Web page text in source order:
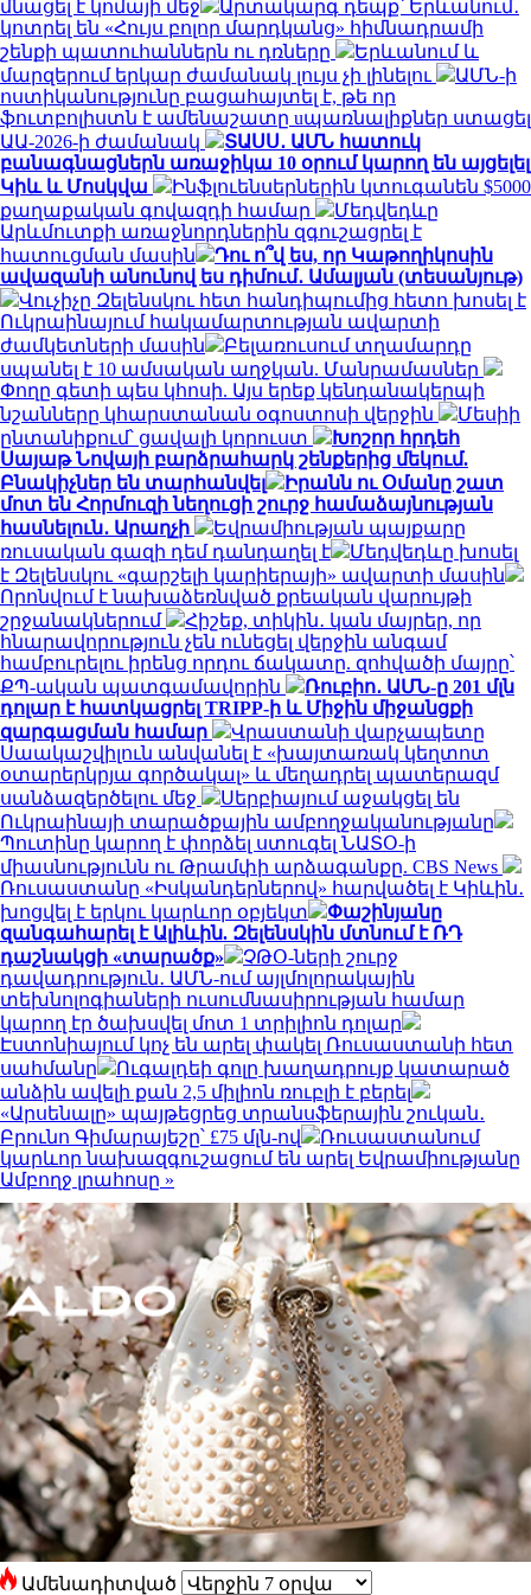
մնացել է կոմայի մեջ
Արտակարգ դեպք՝ Երևանում․
կոտրել են «Հույս բոլոր մարդկանց» հիմնադրամի
շենքի պատուհաններն ու դռները
Երևանում և
մարզերում երկար ժամանակ լույս չի լինելու
ԱՄՆ-ի
ոստիկանությունը բացահայտել է, թե որ
ֆուտբոլիստն է ամենաշատը uպառնալիքներ ստացել
ԱԱ-2026-ի ժամանակ
ՏԱՍՍ․ ԱՄՆ հատուկ
բանագնացներն առաջիկա 10 օրում կարող են այցելել
Կիև և Մոսկվա
Ինֆլուենսերներին կտուգանեն $5000
քաղաքական գովազդի համար
Մեդվեդևը
Արևմուտքի առաջնորդներին զգուշացրել է
հատուցման մասին
Դու ո՞վ ես, որ Կաթողիկոսին
ավազանի անունով ես դիմում․ Ամալյան (տեսանյութ)
Վուչիչը Զելենսկու հետ հանդիպումից հետո խոսել է
Ուկրաինայում հակամարտության ավարտի
ժամկետների մասին
Բելառուսում տղամարդը
սպանել է 10 ամսական աղջկան. Մանրամասներ
Փողը գետի պես կհոսի. Այս երեք կենդանակերպի
նշանները կհարստանան օգոստոսի վերջին
Մեսիի
ընտանիքում՝ ցավալի կորուստ
Խոշոր հրդեհ
Սայաթ Նովայի բարձրահարկ շենքերից մեկում.
Բնակիչներ են տարհանվել
Իրանն ու Օմանը շատ
մոտ են Հորմուզի նեղուցի շուրջ համաձայնության
հասնելուն․ Արաղչի
Եվրամիության պայքարը
ռուսական գազի դեմ դանդաղել է
Մեդվեդևը խոսել
է Զելենսկու «գարշելի կարիերայի» ավարտի մասին
Որոնվում է նախաձեռնված քրեական վարույթի
շրջանակներում
Հիշեք, տիկին․ կան մայրեր, որ
հնարավորություն չեն ունեցել վերջին անգամ
համբուրելու իրենց որդու ճակատը. զոհվածի մայրը՝
ՔՊ-ական պատգամավորին
Ռուբիո․ ԱՄՆ-ը 201 մլն
դոլար է հատկացրել TRIPP-ի և Միջին միջանցքի
զարգացման համար
Վրաստանի վարչապետը
Սաակաշվիլուն անվանել է «խայտառակ կեղտոտ
օտարերկրյա գործակալ» և մեղադրել պատերազմ
սանձազերծելու մեջ
Սերբիայում աջակցել են
Ուկրաինայի տարածքային ամբողջականությանը
Պուտինը կարող է փորձել ստուգել ՆԱՏՕ-ի
միասնությունն ու Թրամփի արձագանքը. CBS News
Ռուսաստանը «Իսկանդերներով» հարվածել է Կիևին․
խոցվել է երկու կարևոր օբյեկտ
Փաշինյանը
զանգահարել է Ալիևին. Զելենսկին մտնում է ՌԴ
դաշնակցի «տարածք»
ՉԹՕ-ների շուրջ
դավադրություն․ ԱՄՆ-ում այլմոլորակային
տեխնոլոգիաների ուսումնասիրության համար
կարող էր ծախսվել մոտ 1 տրիլիոն դոլար
Էստոնիայում կոչ են արել փակել Ռուսաստանի հետ
սահմանը
Ուգալդեի գոլը խաղադրույք կատարած
անձին ավելի քան 2,5 միլիոն ռուբլի է բերել
«Արսենալը» պայթեցրեց տրանսֆերային շուկան․
Բրունո Գիմարայեշը՝ £75 մլն-ով
Ռուսաստանում
կարևոր նախազգուշացում են արել Եվրամիությանը
Ամբողջ լրահոսը »
Ամենադիտված